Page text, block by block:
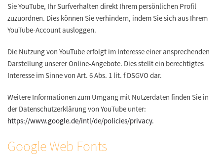
Sie YouTube, Ihr Surfverhalten direkt Ihrem persönlichen Profil
zuzuordnen. Dies können Sie verhindern, indem Sie sich aus Ihrem
YouTube-Account ausloggen.
Die Nutzung von YouTube erfolgt im Interesse einer ansprechenden
Darstellung unserer Online-Angebote. Dies stellt ein berechtigtes
Interesse im Sinne von Art. 6 Abs. 1 lit. f DSGVO dar.
Weitere Informationen zum Umgang mit Nutzerdaten finden Sie in
der Datenschutzerklärung von YouTube unter:
https://www.google.de/intl/de/policies/privacy.
Google Web Fonts